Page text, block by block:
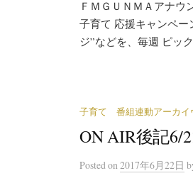
ＦＭＧＵＮＭＡアナウ
子育て 応援キャンペー
ジ”などを、毎週 ピッ
子育て 番組連動アーカイ
ON AIR後記6/
Postedon 2017年6月22日